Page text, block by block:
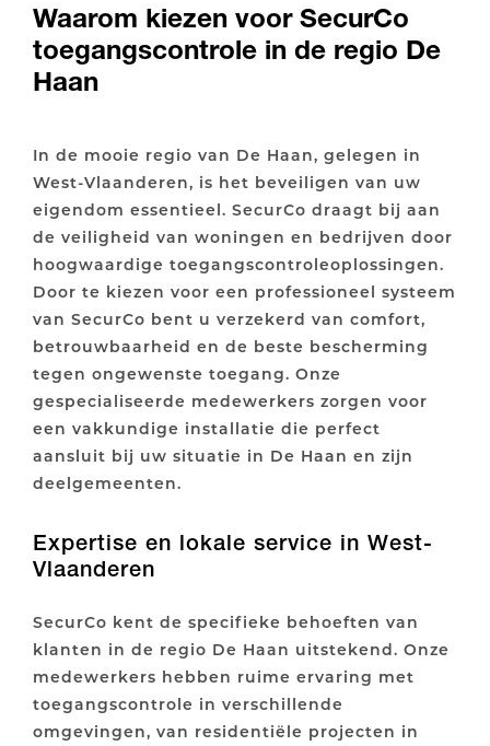
Waarom kiezen voor SecurCo
toegangscontrole in de regio De
Haan
In de mooie regio van De Haan, gelegen in
West-Vlaanderen, is het beveiligen van uw
eigendom essentieel. SecurCo draagt bij aan
de veiligheid van woningen en bedrijven door
hoogwaardige toegangscontroleoplossingen.
Door te kiezen voor een professioneel systeem
van SecurCo bent u verzekerd van comfort,
betrouwbaarheid en de beste bescherming
tegen ongewenste toegang. Onze
gespecialiseerde medewerkers zorgen voor
een vakkundige installatie die perfect
aansluit bij uw situatie in De Haan en zijn
deelgemeenten.
Expertise en lokale service in West-
Vlaanderen
SecurCo kent de specifieke behoeften van
klanten in de regio De Haan uitstekend. Onze
medewerkers hebben ruime ervaring met
toegangscontrole in verschillende
omgevingen, van residentiële projecten in